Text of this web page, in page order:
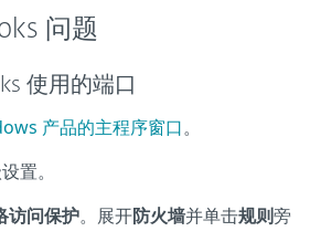
问题
使用的端口
产品的主程序窗口。
置。
访问保护。展开防火墙并单击规则旁